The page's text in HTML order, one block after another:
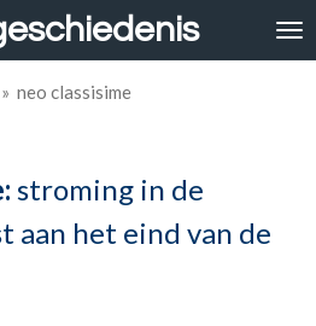
» neo classisime
stroming in de
aan het eind van de